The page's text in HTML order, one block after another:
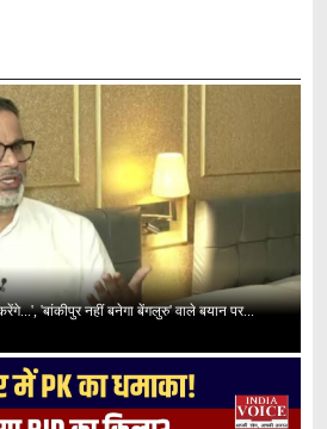
'बांकीपुर नहीं बनेगा बेंगलुरु' वाले बयान पर...